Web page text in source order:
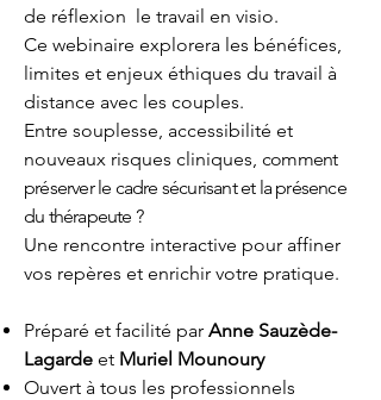
de réflexion le travail en visio.
Ce webinaire explorera les bénéfices,
limites et enjeux éthiques du travail à
distance avec les couples.
Entre souplesse, accessibilité et
nouveaux risques cliniques, comment
préserver le cadre sécurisant et la présence
du thérapeute ?
Une rencontre interactive pour affiner
vos repères et enrichir votre pratique.
Préparé et facilité par Anne Sauzède-
Lagarde et Muriel Mounoury
Ouvert à tous les professionnels